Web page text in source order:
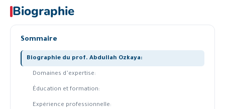
Biographie
Sommaire
Biographie du prof. Abdullah Ozkaya:
Domaines d’expertise:
Éducation et formation:
Expérience professionnelle: